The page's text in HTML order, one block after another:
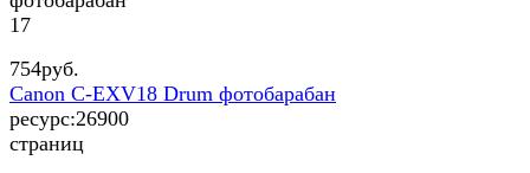
17
754руб.
Canon C-EXV18 Drum фотобарабан
ресурс:26900
страниц